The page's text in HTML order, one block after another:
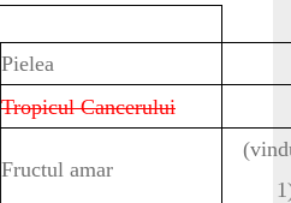
Pielea
Tropicul Cancerului
Fructul amar